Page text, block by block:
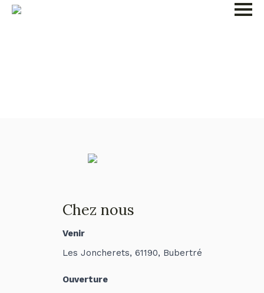
Chez nous
Venir
Les Joncherets, 61190, Bubertré
Ouverture